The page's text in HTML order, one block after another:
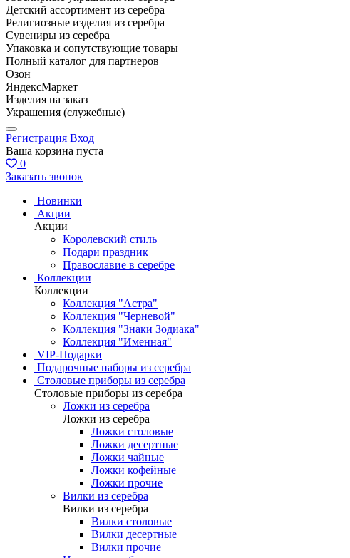
Детский ассортимент из серебра
Религиозные изделия из серебра
Сувениры из серебра
Упаковка и сопутствующие товары
Полный каталог для партнеров
Озон
ЯндексМаркет
Изделия на заказ
Украшения (служебные)
Регистрация Вход
Ваша корзина пуста
0
Заказать звонок
Новинки
Акции
Акции
Королевский стиль
Подари праздник
Православие в серебре
Коллекции
Коллекции
Коллекция "Астра"
Коллекция "Черневой"
Коллекция "Знаки Зодиака"
Коллекция "Именная"
VIP-Подарки
Подарочные наборы из серебра
Столовые приборы из серебра
Столовые приборы из серебра
Ложки из серебра
Ложки из серебра
Ложки столовые
Ложки десертные
Ложки чайные
Ложки кофейные
Ложки прочие
Вилки из серебра
Вилки из серебра
Вилки столовые
Вилки десертные
Вилки прочие